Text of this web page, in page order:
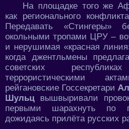
На площадке того же
как регионального
Передавать «Стингеры»
окольными тропами ЦРУ –
и нерушимая «красная
когда джентльмены
советских
террористическими
рейгановские Госсекретари
Шульцвышвыривали
первыми шарахнуть по
дожидаясь прилёта русских